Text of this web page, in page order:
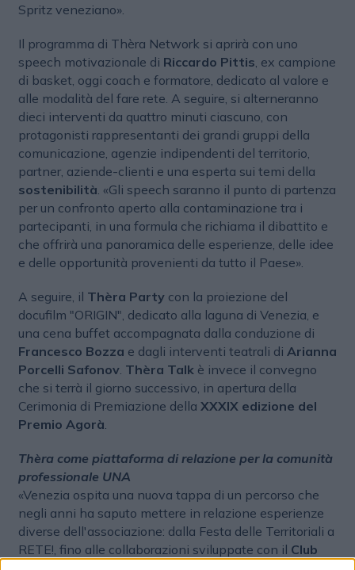
Spritz veneziano».
Il programma di Thèra Network si aprirà con uno
speech motivazionale di Riccardo Pittis , ex campione
di basket, oggi coach e formatore, dedicato al valore e
alle modalità del fare rete. A seguire, si alterneranno
dieci interventi da quattro minuti ciascuno, con
protagonisti rappresentanti dei grandi gruppi della
comunicazione, agenzie indipendenti del territorio,
partner, aziende-clienti e una esperta sui temi della
sostenibilità . «Gli speech saranno il punto di partenza
per un confronto aperto alla contaminazione tra i
partecipanti, in una formula che richiama il dibattito e
che offrirà una panoramica delle esperienze, delle idee
e delle opportunità provenienti da tutto il Paese».
A seguire, il Thèra Partycon la proiezione del
docufilm "ORIGIN", dedicato alla laguna di Venezia, e
una cena buffet accompagnata dalla conduzione di
Francesco Bozza e dagli interventi teatrali di Arianna
Porcelli Safonov. Thèra Talk è invece il convegno
che si terrà il giorno successivo, in apertura della
Cerimonia di Premiazione della XXXIX edizione del
Premio Agorà
Thèra come piattaforma di relazione per la comunità
professionale UNA
«Venezia ospita una nuova tappa di un percorso che
negli anni ha saputo mettere in relazione esperienze
diverse dell'associazione: dalla Festa delle Territoriali a
RETE!, fino alle collaborazioni sviluppate con il Club